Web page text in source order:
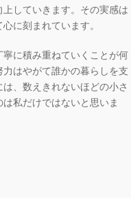
していきます。その実感は
に刻まれています。
に積み重ねていくことが何
はやがて誰かの暮らしを支
、数えきれないほどの小さ
私だけではないと思いま